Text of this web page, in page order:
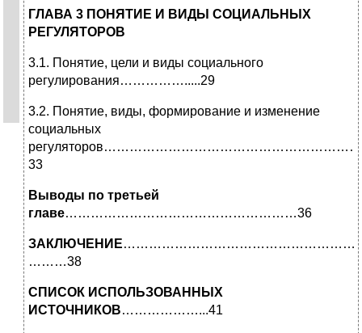
ГЛАВА 3 ПОНЯТИЕ И ВИДЫ СОЦИАЛЬНЫХ
РЕГУЛЯТОРОВ
3.1. Понятие, цели и виды социального
регулирования…………….....29
3.2. Понятие, виды, формирование и изменение
социальных
33
Выводы по третьей
главе………………………………………………36
ЗАКЛЮЧЕНИЕ
………38
СПИСОК ИСПОЛЬЗОВАННЫХ
ИСТОЧНИКОВ………………...41